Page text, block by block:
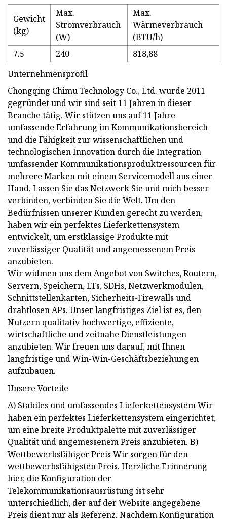
Gewicht
(kg)
Max.
Stromverbrauch
(W)
Max.
Wärmeverbrauch
(BTU/h)
7.5
240
818,88
Unternehmensprofil
Chongqing Chimu Technology Co., Ltd. wurde 2011
gegründet und wir sind seit 11 Jahren in dieser
Branche tätig. Wir stützen uns auf 11 Jahre
umfassende Erfahrung im Kommunikationsbereich
und die Fähigkeit zur wissenschaftlichen und
technologischen Innovation durch die Integration
umfassender Kommunikationsproduktressourcen für
mehrere Marken mit einem Servicemodell aus einer
Hand. Lassen Sie das Netzwerk Sie und mich besser
verbinden, verbinden Sie die Welt. Um den
Bedürfnissen unserer Kunden gerecht zu werden,
haben wir ein perfektes Lieferkettensystem
entwickelt, um erstklassige Produkte mit
zuverlässiger Qualität und angemessenem Preis
anzubieten.
Wir widmen uns dem Angebot von Switches, Routern,
Servern, Speichern, LTs, SDHs, Netzwerkmodulen,
Schnittstellenkarten, Sicherheits-Firewalls und
drahtlosen APs. Unser langfristiges Ziel ist es, den
Nutzern qualitativ hochwertige, effiziente,
wirtschaftliche und zeitnahe Dienstleistungen
anzubieten. Wir freuen uns darauf, mit Ihnen
langfristige und Win-Win-Geschäftsbeziehungen
aufzubauen.
Unsere Vorteile
A) Stabiles und umfassendes Lieferkettensystem Wir
haben ein perfektes Lieferkettensystem eingerichtet,
um eine breite Produktpalette mit zuverlässiger
Qualität und angemessenem Preis anzubieten. B)
Wettbewerbsfähiger Preis Wir sorgen für den
wettbewerbsfähigsten Preis. Herzliche Erinnerung
hier, die Konfiguration der
Telekommunikationsausrüstung ist sehr
unterschiedlich, der auf der Website angegebene
Preis dient nur als Referenz. Nachdem Konfiguration